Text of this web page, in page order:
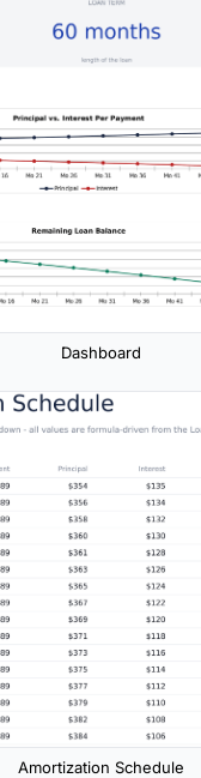
Dashboard
Amortization Schedule